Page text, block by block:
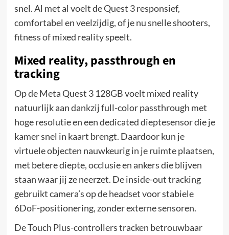
snel. Al met al voelt de Quest 3 responsief,
comfortabel en veelzijdig, of je nu snelle shooters,
fitness of mixed reality speelt.
Mixed reality, passthrough en
tracking
Op de Meta Quest 3 128GB voelt mixed reality
natuurlijk aan dankzij full-color passthrough met
hoge resolutie en een dedicated dieptesensor die je
kamer snel in kaart brengt. Daardoor kun je
virtuele objecten nauwkeurig in je ruimte plaatsen,
met betere diepte, occlusie en ankers die blijven
staan waar jij ze neerzet. De inside-out tracking
gebruikt camera’s op de headset voor stabiele
6DoF-positionering, zonder externe sensoren.
De Touch Plus-controllers tracken betrouwbaar